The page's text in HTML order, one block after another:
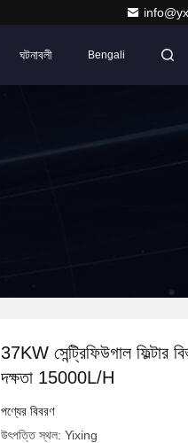
ঘটনাবলী Bengali
37KW সেন্ট্রিফিউগাল ফিল্টার
দক্ষতা 15000L/H
পণ্যের বিবরণ
উৎপত্তি স্থল: Yixing